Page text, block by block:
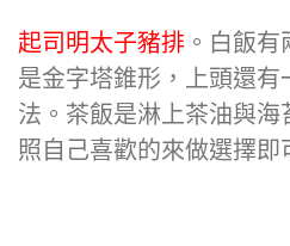
起司明太子豬排 。白飯
是金字塔錐形，上頭還
法。茶飯是淋上茶油與海
照自己喜歡的來做選擇即